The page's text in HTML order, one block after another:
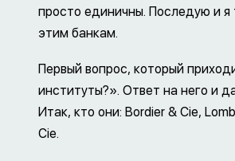
просто единичны. Последую и я
этим банкам.
Первый вопрос, который
институты?». Ответ на него и
Итак, кто они: Bordier & Cie,
Cie.